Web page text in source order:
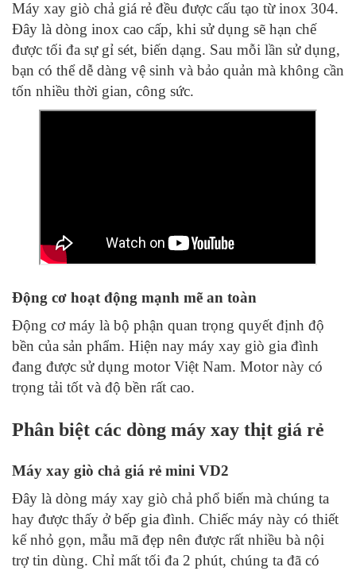
Máy xay giò chả giá rẻ đều được cấu tạo từ inox 304.
Đây là dòng inox cao cấp, khi sử dụng sẽ hạn chế
được tối đa sự gỉ sét, biến dạng. Sau mỗi lần sử dụng,
bạn có thể dễ dàng vệ sinh và bảo quản mà không cần
tốn nhiều thời gian, công sức.
Động cơ hoạt động mạnh mẽ an toàn
Động cơ máy là bộ phận quan trọng quyết định độ
bền của sản phẩm. Hiện nay máy xay giò gia đình
đang được sử dụng motor Việt Nam. Motor này có
trọng tải tốt và độ bền rất cao.
Phân biệt các dòng máy xay thịt giá rẻ
Máy xay giò chả giá rẻ mini VD2
Đây là dòng máy xay giò chả phổ biến mà chúng ta
hay được thấy ở bếp gia đình. Chiếc máy này có thiết
kế nhỏ gọn, mẫu mã đẹp nên được rất nhiều bà nội
trợ tin dùng. Chỉ mất tối đa 2 phút, chúng ta đã có